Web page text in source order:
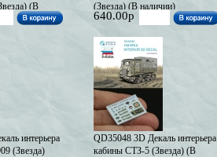
(В
(Звезда) (В наличии)
640.00р
интерьера
(Звезда)
QD35048 3D Декаль интерьера
кабины СТЗ-5 (Звезда) (В